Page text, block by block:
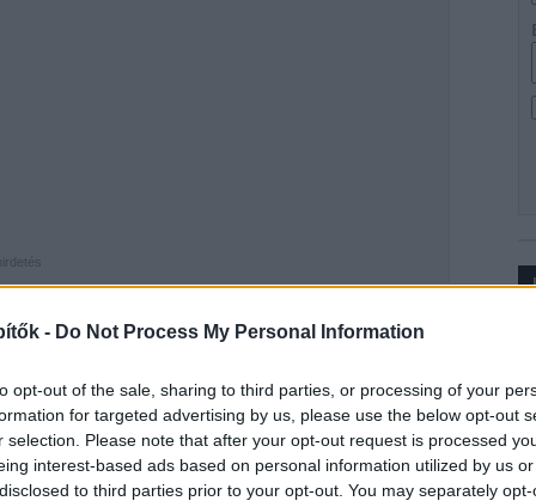
- Do Not Process My Personal Information
opt-out of the sale, sharing to third parties, or processing of your
for targeted advertising by us, please use the below opt-out
selection. Please note that after your opt-out request is processed
interest-based ads based on personal information utilized by us
to third parties prior to your opt-out. You may separately
részeként 1,7 kilométeren újult meg a 4631-
közleményéből. A Jász-Nagykun-Szolnok
mobilitás ösztönzését szolgáló
meg. A beruházást a közbeszerzési eljárás során
meg.